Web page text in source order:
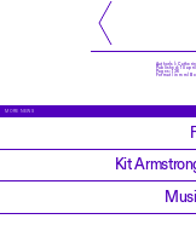
Author(s):
Published: 10 april
Pages: 136
Format (in mm)
MORE NEWS
Kit